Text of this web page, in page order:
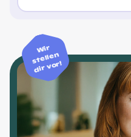
Wir
stellen
dir vor!